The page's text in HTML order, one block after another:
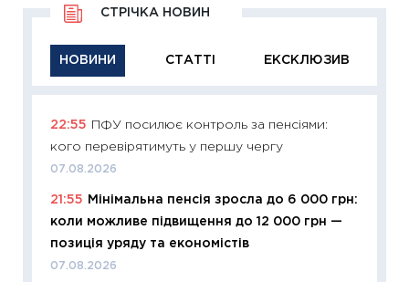
НОВИНИ СТАТТІ ЕКСКЛЮЗИВ
СТРІЧКА НОВИН
22:55
ПФУ посилює контроль за пенсіями:
кого перевірятимуть у першу чергу
07.08.2026
21:55
Мінімальна пенсія зросла до 6 000 грн:
коли можливе підвищення до 12 000 грн —
позиція уряду та економістів
07.08.2026